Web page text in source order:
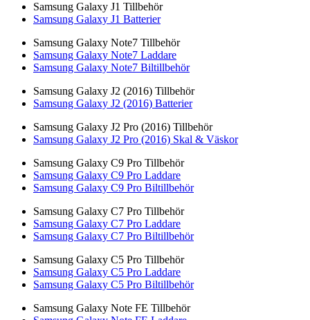
Samsung Galaxy J1 Tillbehör
Samsung Galaxy J1 Batterier
Samsung Galaxy Note7 Tillbehör
Samsung Galaxy Note7 Laddare
Samsung Galaxy Note7 Biltillbehör
Samsung Galaxy J2 (2016) Tillbehör
Samsung Galaxy J2 (2016) Batterier
Samsung Galaxy J2 Pro (2016) Tillbehör
Samsung Galaxy J2 Pro (2016) Skal & Väskor
Samsung Galaxy C9 Pro Tillbehör
Samsung Galaxy C9 Pro Laddare
Samsung Galaxy C9 Pro Biltillbehör
Samsung Galaxy C7 Pro Tillbehör
Samsung Galaxy C7 Pro Laddare
Samsung Galaxy C7 Pro Biltillbehör
Samsung Galaxy C5 Pro Tillbehör
Samsung Galaxy C5 Pro Laddare
Samsung Galaxy C5 Pro Biltillbehör
Samsung Galaxy Note FE Tillbehör